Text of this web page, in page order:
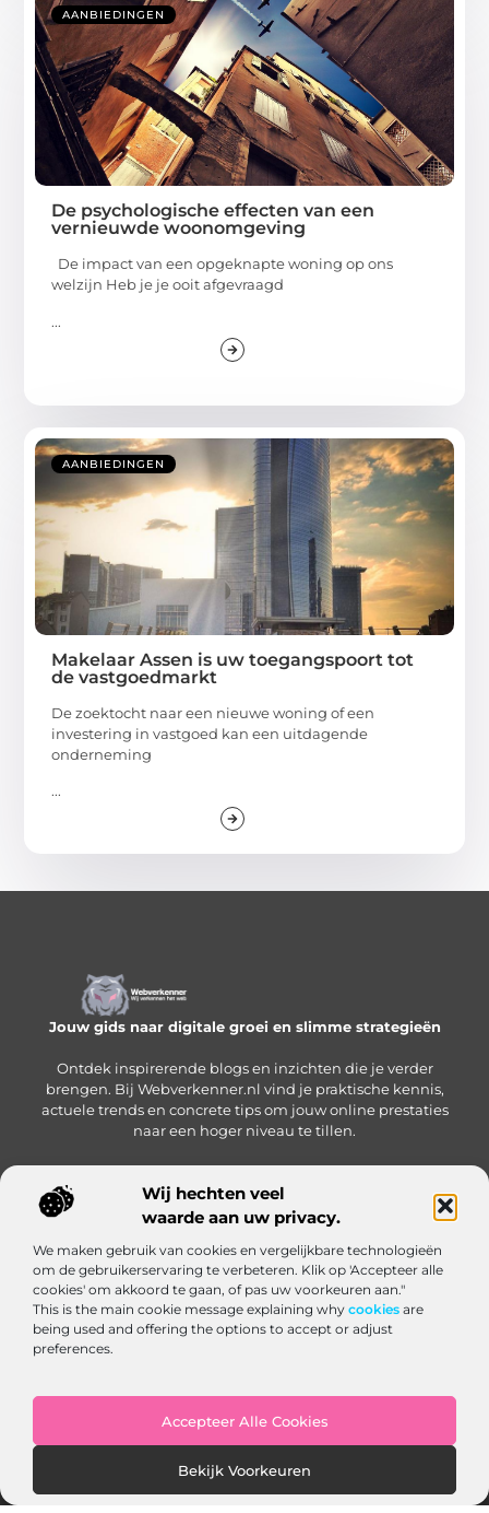
Wij hechten veel
waarde aan uw privacy.
We maken gebruik van cookies en vergelijkbare technologieën
om de gebruikerservaring te verbeteren. Klik op 'Accepteer alle
cookies' om akkoord te gaan, of pas uw voorkeuren aan."
This is the main cookie message explaining why cookies are
being used and offering the options to accept or adjust
preferences.
Accepteer Alle Cookies
Bekijk Voorkeuren
AANBIEDINGEN
De psychologische effecten van een
vernieuwde woonomgeving
De impact van een opgeknapte woning op ons
welzijn Heb je je ooit afgevraagd
...
AANBIEDINGEN
Makelaar Assen is uw toegangspoort tot
de vastgoedmarkt
De zoektocht naar een nieuwe woning of een
investering in vastgoed kan een uitdagende
onderneming
...
Jouw gids naar digitale groei en slimme strategieën
Ontdek inspirerende blogs en inzichten die je verder
brengen. Bij Webverkenner.nl vind je praktische kennis,
actuele trends en concrete tips om jouw online prestaties
naar een hoger niveau te tillen.
Onze informatie
Bericht categorie
Website index Cookiebeleid (EU)
@2025 www.webverkenner.nl. All Right Reserved.